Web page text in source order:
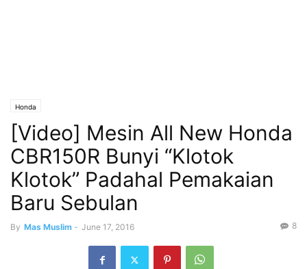
Honda
[Video] Mesin All New Honda
CBR150R Bunyi “Klotok
Klotok” Padahal Pemakaian
Baru Sebulan
By Mas Muslim - June 17, 2016 8